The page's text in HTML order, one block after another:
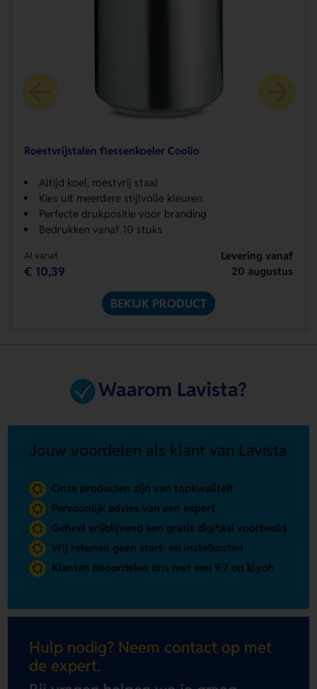
Roestvrijstalen flessenkoeler Coolio
Altijd koel, roestvrij staal
Kies uit meerdere stijlvolle kleuren
Perfecte drukpositie voor branding
Bedrukken vanaf 10 stuks
Al vanaf
€ 10,39
Levering vanaf
20 augustus
BEKIJK PRODUCT
Waarom Lavista?
Jouw voordelen als klant van Lavista
Onze producten zijn van topkwaliteit
Persoonlijk advies van een expert
Geheel vrijblijvend een gratis digitaal voorbeeld
Wij rekenen geen start- en instelkosten
Klanten beoordelen ons met een 9.7 op kiyoh
Hulp nodig? Neem contact op met
de expert.